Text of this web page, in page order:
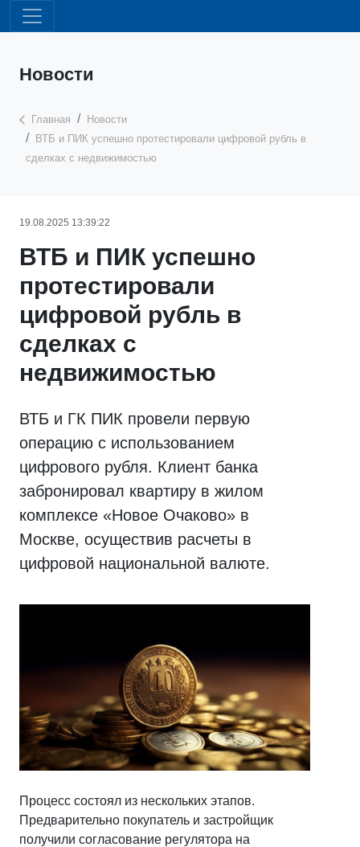
Новости
Главная
Новости
ВТБ и ПИК успешно протестировали цифровой рубль в
сделках с недвижимостью
19.08.2025 13:39:22
ВТБ и ПИК успешно
протестировали
цифровой рубль в
сделках с
недвижимостью
ВТБ и ГК ПИК провели первую
операцию с использованием
цифрового рубля. Клиент банка
забронировал квартиру в жилом
комплексе «Новое Очаково» в
Москве, осуществив расчеты в
цифровой национальной валюте.
Процесс состоял из нескольких этапов.
Предварительно покупатель и застройщик
получили согласование регулятора на